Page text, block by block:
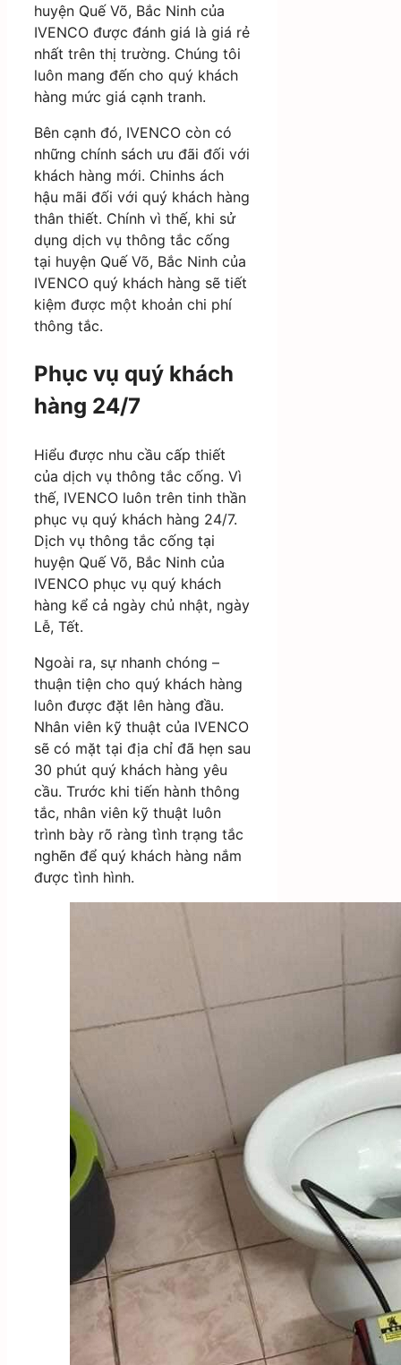
huyện Quế Võ, Bắc Ninh của
IVENCO được đánh giá là giá rẻ
nhất trên thị trường. Chúng tôi
luôn mang đến cho quý khách
hàng mức giá cạnh tranh.
Bên cạnh đó, IVENCO còn có
những chính sách ưu đãi đối với
khách hàng mới. Chinhs ách
hậu mãi đối với quý khách hàng
thân thiết. Chính vì thế, khi sử
dụng dịch vụ thông tắc cống
tại huyện Quế Võ, Bắc Ninh của
IVENCO quý khách hàng sẽ tiết
kiệm được một khoản chi phí
thông tắc.
Phục vụ quý khách
hàng 24/7
Hiểu được nhu cầu cấp thiết
của dịch vụ thông tắc cống. Vì
thế, IVENCO luôn trên tinh thần
phục vụ quý khách hàng 24/7.
Dịch vụ thông tắc cống tại
huyện Quế Võ, Bắc Ninh của
IVENCO phục vụ quý khách
hàng kể cả ngày chủ nhật, ngày
Lễ, Tết.
Ngoài ra, sự nhanh chóng –
thuận tiện cho quý khách hàng
luôn được đặt lên hàng đầu.
Nhân viên kỹ thuật của IVENCO
sẽ có mặt tại địa chỉ đã hẹn sau
30 phút quý khách hàng yêu
cầu. Trước khi tiến hành thông
tắc, nhân viên kỹ thuật luôn
trình bày rõ ràng tình trạng tắc
nghẽn để quý khách hàng nắm
được tình hình.